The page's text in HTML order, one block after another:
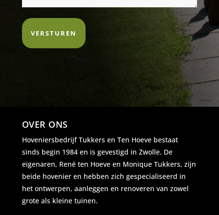
OVER ONS
Hoveniersbedrijf Tukkers en Ten Hoeve bestaat
sinds begin 1984 en is gevestigd in Zwolle. De
eigenaren, René ten Hoeve en Monique Tukkers, zijn
beide hovenier en hebben zich gespecialiseerd in
het ontwerpen, aanleggen en renoveren van zowel
grote als kleine tuinen.